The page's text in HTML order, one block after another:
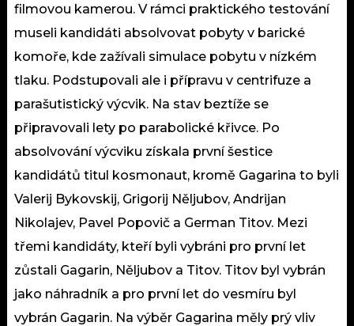
filmovou kamerou. V rámci praktického testování
museli kandidáti absolvovat pobyty v barické
komoře, kde zažívali simulace pobytu v nízkém
tlaku. Podstupovali ale i přípravu v centrifuze a
parašutistický výcvik. Na stav beztíže se
připravovali lety po parabolické křivce. Po
absolvování výcviku získala první šestice
kandidátů titul kosmonaut, kromě Gagarina to byli
Valerij Bykovskij, Grigorij Něljubov, Andrijan
Nikolajev, Pavel Popovič a German Titov. Mezi
třemi kandidáty, kteří byli vybráni pro první let
zůstali Gagarin, Něljubov a Titov. Titov byl vybrán
jako náhradník a pro první let do vesmíru byl
vybrán Gagarin. Na výběr Gagarina měly prý vliv